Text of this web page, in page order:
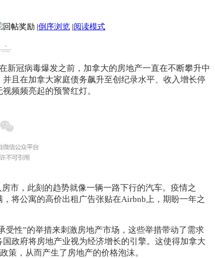
|倒序浏览 |阅读模式
冠病毒爆发之前，加拿大的房地产一直在不断攀升中
且在加拿大家庭债务飙升至创纪录水平、收入增长停
频频亮起的预警红灯。
市，此刻的趋势就像一辆一路下行的汽车。疫情之
将公寓的高价出租广告张贴在Airbnb上，期盼一年之
性”的举措来刺激房地产市场，这些举措带动了需求
政府将房地产业视为经济增长的引擎。这使得加拿大
策，从而产生了房地产的价格泡沫。